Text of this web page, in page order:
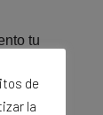
tu
los
de
la